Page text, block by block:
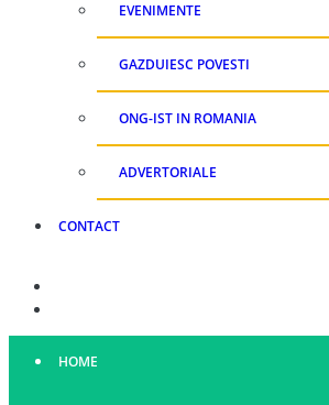
EVENIMENTE
GAZDUIESC POVESTI
ONG-IST IN ROMANIA
ADVERTORIALE
CONTACT
HOME